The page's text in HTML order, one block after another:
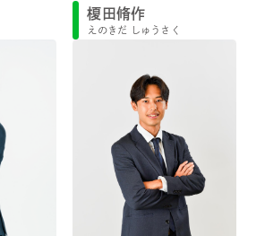
榎田脩作
えのきだ しゅうさく